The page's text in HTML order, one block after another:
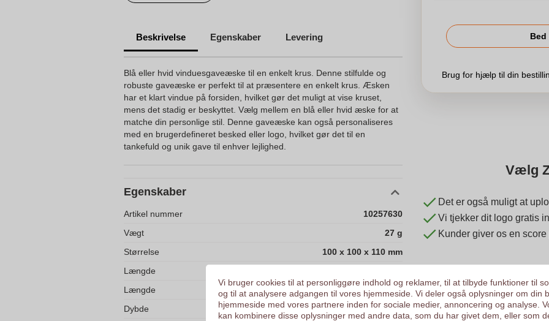
Beskrivelse Egenskaber Levering
Blå eller hvid vinduesgaveæske til en enkelt krus. Denne stilfulde og
robuste gaveæske er perfekt til at præsentere en enkelt krus. Æsken
har et klart vindue på forsiden, hvilket gør det muligt at vise kruset,
mens det stadig er beskyttet. Vælg mellem en blå eller hvid æske for at
matche din personlige stil. Denne gaveæske kan også personaliseres
med en brugerdefineret besked eller logo, hvilket gør det til en
tankefuld og unik gave til enhver lejlighed.
Egenskaber
Artikel nummer
10257630
Vægt
27 g
Størrelse
100 x 100 x 110 mm
Længde
Længde
100 mm
Dybde
110 mm
Bed
Brug for hjælp til din
Vælg
Det er også muligt at
Vi tjekker dit logo gratis
Kunder giver os en score
Vi bruger cookies til at personliggøre indhold og reklamer, til at tilbyde funktioner til
og til at analysere adgangen til vores hjemmeside. Vi deler også oplysninger om din
hjemmeside med vores partnere inden for sociale medier, annoncering og analyse.
kan kombinere disse oplysninger med andre data, som du har givet dem, eller som